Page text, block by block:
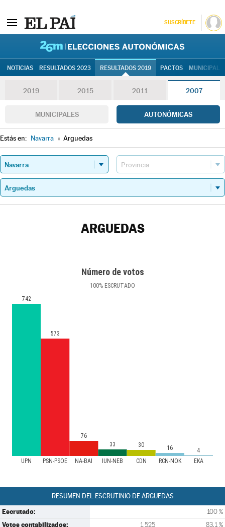
SUSCRÍBETE
NOTICIAS RESULTADOS 2023 RESULTADOS 2019 PACTOS
2019 2015 2011 2007
MUNICIPALES AUTONÓMICAS
Estás en: Navarra » Arguedas
ARGUEDAS
Número de votos
100% ESCRUTADO
UPN PSN-PSOE NA-BAI IUN-NEB CDN RCN-NOK EKA
742
573
76
33
30 16 4
RESUMEN DEL ESCRUTINIO DE ARGUEDAS
Escrutado: 100 %
Votos contabilizados: 1.525 83,1 %